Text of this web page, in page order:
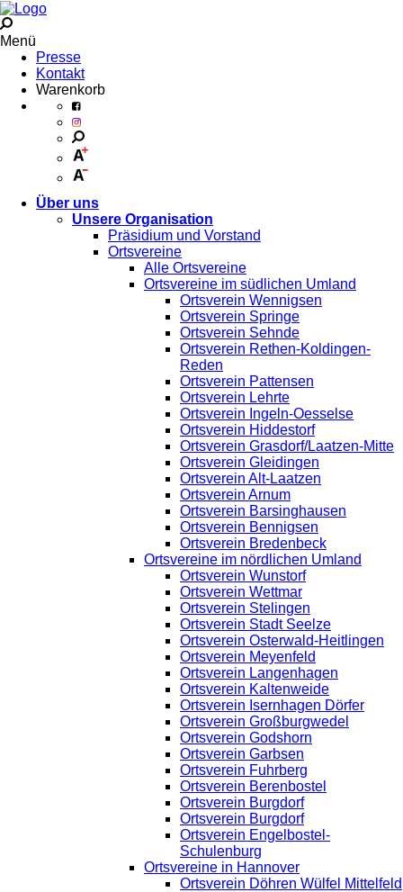
Menü
Presse
Kontakt
Warenkorb
Über uns
Unsere Organisation
Präsidium und Vorstand
Ortsvereine
Alle Ortsvereine
Ortsvereine im südlichen Umland
Ortsverein Wennigsen
Ortsverein Springe
Ortsverein Sehnde
Ortsverein Rethen-Koldingen-
Reden
Ortsverein Pattensen
Ortsverein Lehrte
Ortsverein Ingeln-Oesselse
Ortsverein Hiddestorf
Ortsverein Grasdorf/Laatzen-Mitte
Ortsverein Gleidingen
Ortsverein Alt-Laatzen
Ortsverein Arnum
Ortsverein Barsinghausen
Ortsverein Bennigsen
Ortsverein Bredenbeck
Ortsvereine im nördlichen Umland
Ortsverein Wunstorf
Ortsverein Wettmar
Ortsverein Stelingen
Ortsverein Stadt Seelze
Ortsverein Osterwald-Heitlingen
Ortsverein Meyenfeld
Ortsverein Langenhagen
Ortsverein Kaltenweide
Ortsverein Isernhagen Dörfer
Ortsverein Großburgwedel
Ortsverein Godshorn
Ortsverein Garbsen
Ortsverein Fuhrberg
Ortsverein Berenbostel
Ortsverein Burgdorf
Ortsverein Burgdorf
Ortsverein Engelbostel-
Schulenburg
Ortsvereine in Hannover
Ortsverein Döhren Wülfel Mittelfeld